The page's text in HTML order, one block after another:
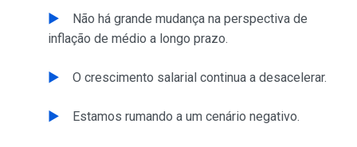
Não há grande mudança na perspectiva de
inflação de médio a longo prazo.
O crescimento salarial continua a desacelerar.
Estamos rumando a um cenário negativo.